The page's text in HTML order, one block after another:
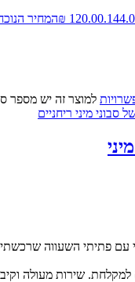
₪ 120.00 המחיר הנוכחי
למוצר זה יש מספר
עם פתיתי השעווה
שירות מעולה